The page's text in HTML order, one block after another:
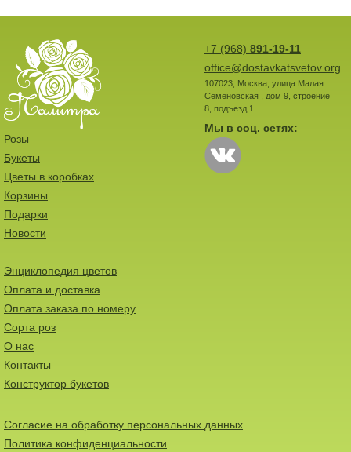
+7 (968) 891-19-11
office@dostavkatsvetov.org
107023, Москва, улица Малая
Семеновская , дом 9, строение
8, подъезд 1
Мы в соц. сетях:
Розы
Букеты
Цветы в коробках
Корзины
Подарки
Новости
Энциклопедия цветов
Оплата и доставка
Оплата заказа по номеру
Сорта роз
О нас
Контакты
Конструктор букетов
Согласие на обработку персональных данных
Политика конфиденциальности